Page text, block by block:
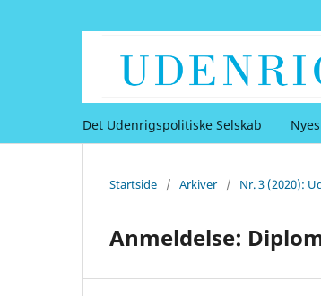
Det Udenrigspolitiske Selskab
Startside / Arkiver / Nr. 3 (2020):
Anmeldelse: